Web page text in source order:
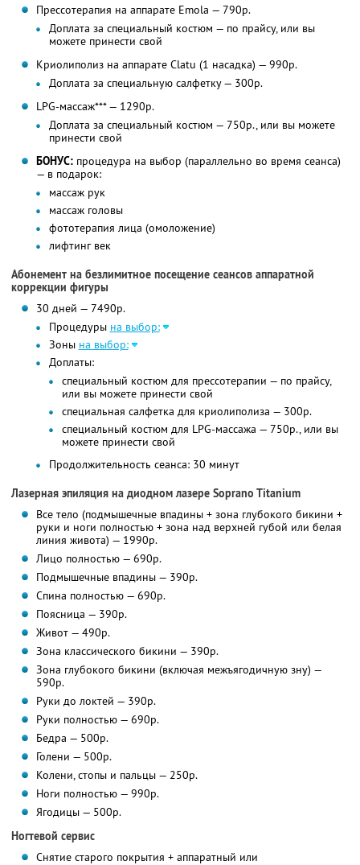
Прессотерапия на аппарате Emola — 790р.
Доплата за специальный костюм — по прайсу, или вы
можете принести свой
Криолиполиз на аппарате Сlatu (1 насадка) — 990р.
Доплата за специальную салфетку — 300р.
LPG-массаж*** — 1290р.
Доплата за специальный костюм — 750р., или вы можете
принести свой
БОНУС:процедура на выбор (параллельно во время сеанса)
— в подарок:
массаж рук
массаж головы
фототерапия лица (омоложение)
лифтинг век
Абонемент на безлимитное посещение сеансов аппаратной
коррекции фигуры
30 дней — 7490р.
Процедуры на выбор:
Зоны на выбор:
Доплаты:
специальный костюм для прессотерапии — по прайсу,
или вы можете принести свой
специальная салфетка для криолиполиза — 300р.
специальный костюм для LPG-массажа — 750р., или вы
можете принести свой
Продолжительность сеанса: 30 минут
Лазерная эпиляция на диодном лазере Soprano Titanium
Все тело (подмышечные впадины + зона глубокого бикини +
руки и ноги полностью + зона над верхней губой или белая
линия живота) — 1990р.
Лицо полностью — 690р.
Подмышечные впадины — 390р.
Спина полностью — 690р.
Поясница — 390р.
Живот — 490р.
Зона классического бикини — 390р.
Зона глубокого бикини (включая межъягодичную зну) —
590р.
Руки до локтей — 390р.
Руки полностью — 690р.
Бедра — 500р.
Голени — 500р.
Колени, стопы и пальцы — 250р.
Ноги полностью — 990р.
Ягодицы — 500р.
Ногтевой сервис
Снятие старого покрытия + аппаратный или